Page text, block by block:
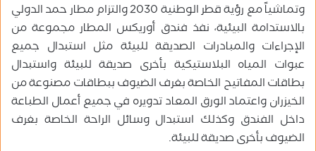
وتماشياً مع رؤية قطر الوطنية 2030 والتزام مطار حمد الدولي
بالاستدامة البيئية، نفذ فندق أوريكس المطار مجموعة من
الإجراءات والمبادرات الصديقة للبيئة مثل استبدال جميع
عبوات المياه البلاستيكية بأخرى صديقة للبيئة واستبدال
بطاقات المفاتيح الخاصة بغرف الضيوف ببطاقات مصنوعة من
الخيزران واعتماد الورق المعاد تدويره في جميع أعمال الطباعة
داخل الفندق وكذلك استبدال وسائل الراحة الخاصة بغرف
الضيوف بأخرى صديقة للبيئة.